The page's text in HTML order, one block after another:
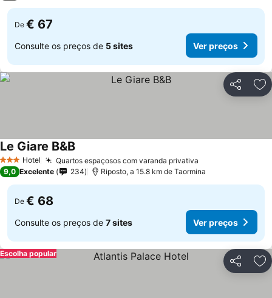
De € 67
Consulte os preços de 5 sites Ver preços
Partilhar
3 EstrelasHotel Quartos espaçosos com varanda privativa
Le Giare B&BVer preços
9,0 Excelente 234 Riposto, a 15.8 km de Taormina
De € 68
Consulte os preços de 7 sites Ver preços
Partilhar
Escolha popular